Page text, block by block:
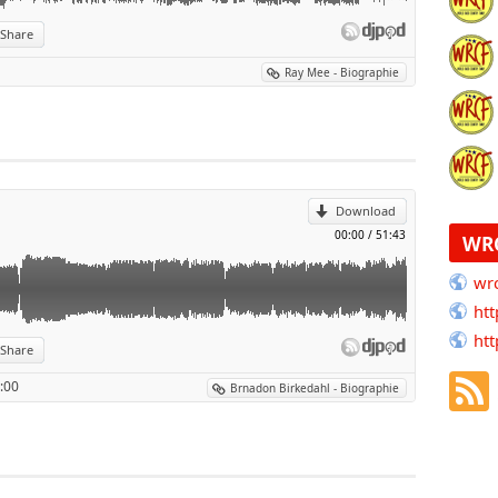
Share
Ray Mee - Biographie
Download
00:00 / 51:43
Share
p
de Washington). Il habite depuis 2016 à Nashville.
à l'âge de six ans en apprenant des chansons des premiers
the Comet’’ à Tocama, le répertoire est plutôt Rock..
et jouer avec les meilleurs de Music City.
et c’est aujourd’hui une référence sur la scène musicale de
célèbres Honky Tonk de la ville et plus particulièrement au :
soirs).
ou à la basse qui lui ont valu le respect de ses pairs, c’est
qui le fait briller. Sa présence sur scène est aussi
avez la chance de le croiser dans l’un ou l’autre décor, vous ne
Brnadon Birkedahl - Biographie
p
Texas, États-Unis. Ces parents sont : Willie Nelson et Annie
à jouer de la guitare à un jeune âge afin de mieux se connecter
souvent.
: Micah Nelson, Paula Nelson, Billy Nelson, Amy Lee Nelson,